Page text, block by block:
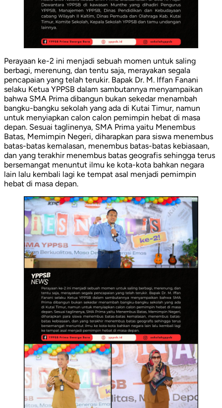
Perayaan ke-2 ini menjadi sebuah momen untuk saling
berbagi, merenung, dan tentu saja, merayakan segala
pencapaian yang telah terukir. Bapak Dr. M. Iffan Fanani
selaku Ketua YPPSB dalam sambutannya menyampaikan
bahwa SMA Prima dibangun bukan sekedar menambah
bangku-bangku sekolah yang ada di Kutai Timur, namun
untuk menyiapkan calon calon pemimpin hebat di masa
depan. Sesuai taglinenya, SMA Prima yaitu Menembus
Batas, Memimpin Negeri, diharapkan para siswa menembus
batas-batas kemalasan, menembus batas-batas kebiasaan,
dan yang terakhir menembus batas geografis sehingga terus
bersemangat menuntut ilmu ke kota-kota bahkan negara
lain lalu kembali lagi ke tempat asal menjadi pemimpin
hebat di masa depan.